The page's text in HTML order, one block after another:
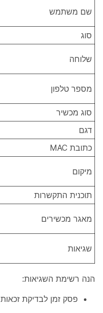
שם משתמש
סוג
שלוחה
מספר טלפון
סוג מכשיר
דגם
כתובת MAC
מיקום
תוכנית התקשרות
מאגר מכשירים
שגיאות
הנה רשימת השגיאות:
פסק זמן לבדיקת זכאות